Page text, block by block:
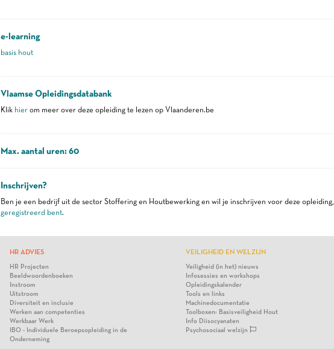
e-learning
basis hout
Vlaamse Opleidingsdatabank
Klik hierom meer over deze opleiding te lezen op Vlaanderen.be
Max. aantal uren: 60
Inschrijven?
Ben je een bedrijf uit de sector Stoffering en Houtbewerking en wil je inschrijven voor deze opleiding,
geregistreerd bent.
HR ADVIES
HR Projecten
Beeldwoordenboeken
Instroom
Uitstroom
Diversiteit en inclusie
Werken aan competenties
Werkbaar Werk
IBO - Individuele Beroepsopleiding in de
Onderneming
VEILIGHEID EN WELZIJN
Veiligheid (in het) nieuws
Infosessies en workshops
Opleidingskalender
Tools en links
Machinedocumentatie
Toolboxen: Basisveiligheid Hout
Info Diisocyanaten
Psychosociaal welzijn